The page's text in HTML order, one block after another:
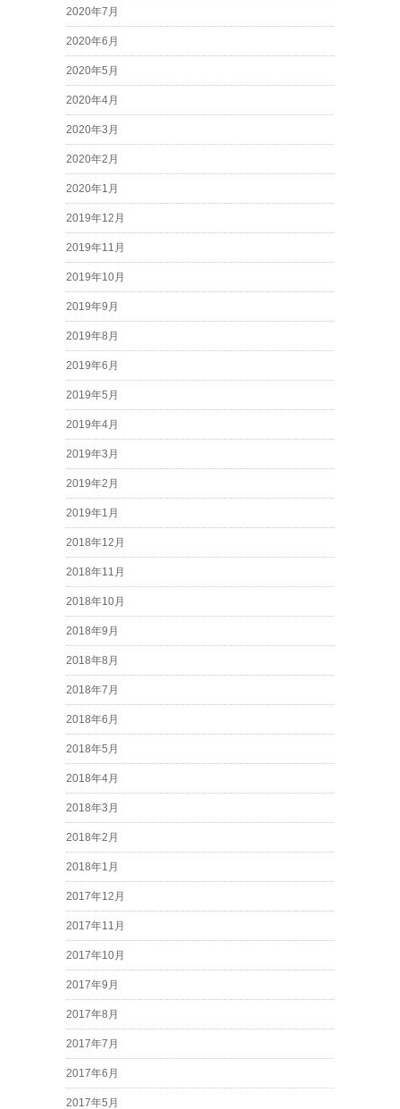
2020年7月
2020年6月
2020年5月
2020年4月
2020年3月
2020年2月
2020年1月
2019年12月
2019年11月
2019年10月
2019年9月
2019年8月
2019年6月
2019年5月
2019年4月
2019年3月
2019年2月
2019年1月
2018年12月
2018年11月
2018年10月
2018年9月
2018年8月
2018年7月
2018年6月
2018年5月
2018年4月
2018年3月
2018年2月
2018年1月
2017年12月
2017年11月
2017年10月
2017年9月
2017年8月
2017年7月
2017年6月
2017年5月